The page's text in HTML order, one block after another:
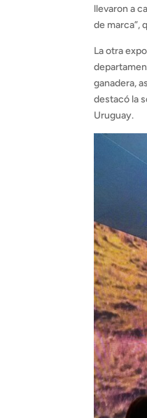
llevaron a
de marca”,
La otra
ganadera,
destacó la
Uruguay.